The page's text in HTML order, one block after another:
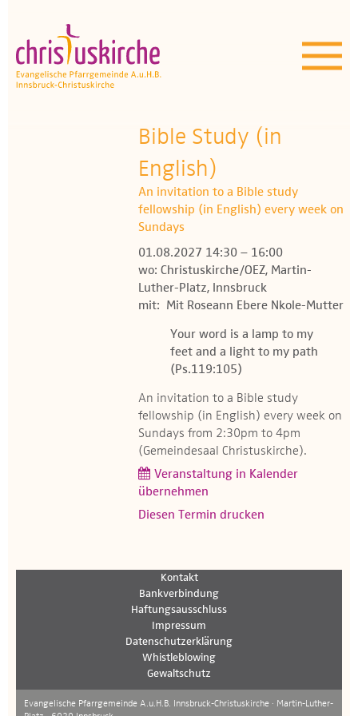
Aktuelles | Über uns
Unser Angebot
Termine
OEZ
Wissenswertes
Medien
Kontakt
Bible Study (in
English)
An invitation to a Bible study
fellowship (in English) every week on
Sundays
01.08.2027 14:30 – 16:00
wo: Christuskirche/OEZ, Martin-
Luther-Platz, Innsbruck
mit: Mit Roseann Ebere Nkole-Mutter
Your word is a lamp to my
feet and a light to my path
(Ps.119:105)
An invitation to a Bible study
fellowship (in English) every week on
Sundays from 2:30pm to 4pm
(Gemeindesaal Christuskirche).
Veranstaltung in Kalender
übernehmen
Diesen Termin drucken
Kontakt
Bankverbindung
Haftungsausschluss
Impressum
Datenschutzerklärung
Whistleblowing
Gewaltschutz
Evangelische Pfarrgemeinde A.u.H.B. Innsbruck-Christuskirche · Martin-Luther-